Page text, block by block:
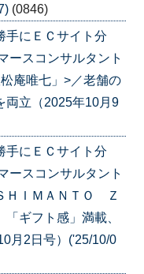
(0846)
手にＥＣサイト分
スコンサルタント
庵唯七」>／老舗の
両立（2025年10月9
手にＥＣサイト分
スコンサルタント
ＩＭＡＮＴＯ Ｚ
ギフト感」満載、
月2日号）('25/10/0